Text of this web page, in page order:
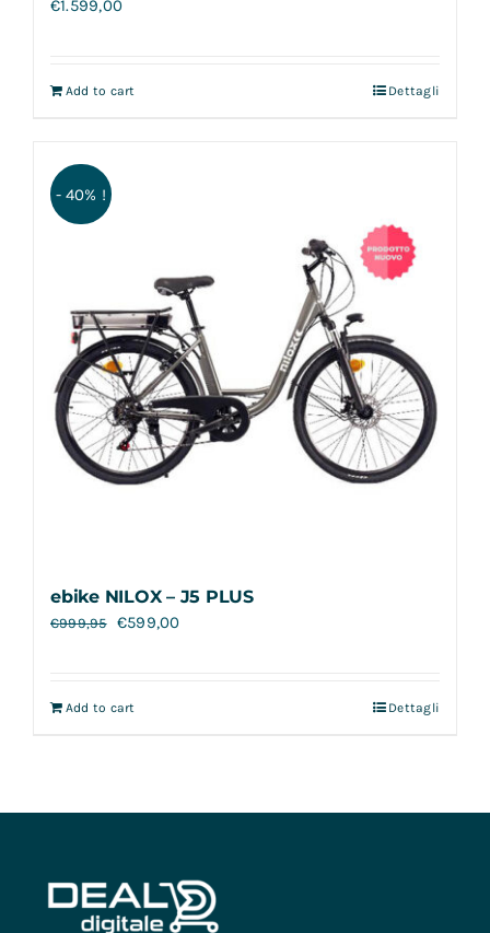
€1.599,00
Add to cart Dettagli
- 40% !
ebike NILOX – J5 PLUS
€999,95 €599,00
Add to cart Dettagli